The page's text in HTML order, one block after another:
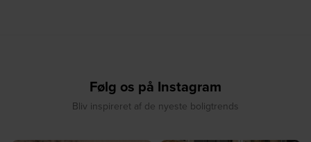
Følg os på Instagram
Bliv inspireret af de nyeste boligtrends